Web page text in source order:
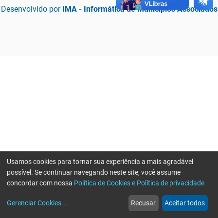
Desenvolvido por IMA - Informática de Municípios Associados
web
Notícias
more_horiz
Mais
Usamos cookies para tornar sua experiência a mais agradável
possível. Se continuar navegando neste site, você assume
concordar com nossa Política de Cookies e Política de privacidade
Gerenciar Cookies... Recusar Aceitar todos
Erro ao enviar informações, por favor tente novamente